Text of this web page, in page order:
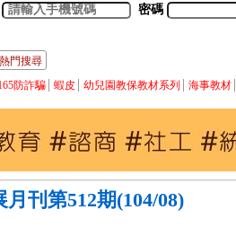
密碼
熱門搜尋
防詐騙
蝦皮 幼兒園教保教材系列 海事教材
刊第512期(104/08)